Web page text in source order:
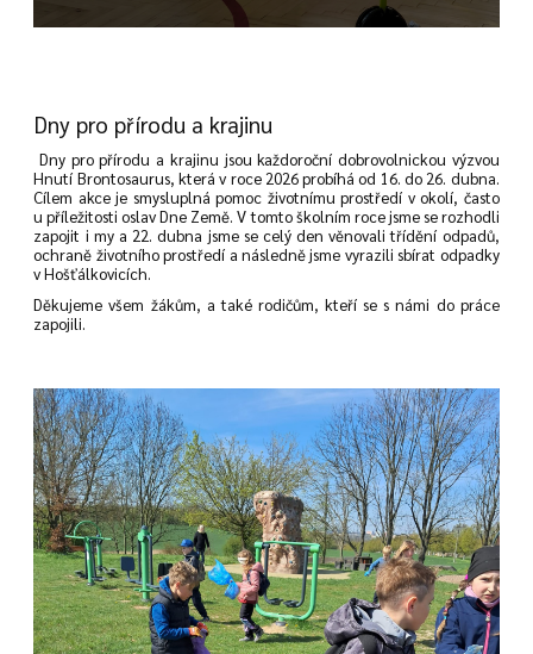
Dny pro přírodu a krajinu
Dny pro přírodu a krajinu jsou každoroční dobrovolnickou výzvou
Hnutí Brontosaurus, která v roce 2026 probíhá od 16. do 26. dubna.
Cílem akce je smysluplná pomoc životnímu prostředí v okolí, často
u příležitosti oslav Dne Země. V tomto školním roce jsme se rozhodli
zapojit i my a 22. dubna jsme se celý den věnovali třídění odpadů,
ochraně životního prostředí a následně jsme vyrazili sbírat odpadky
v Hošťálkovicích.
Děkujeme všem žákům, a také rodičům, kteří se s námi do práce
zapojili.